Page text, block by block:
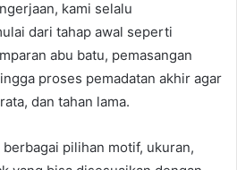
kami selalu
dari tahap awal seperti
abu batu, pemasangan
proses pemadatan akhir agar
dan tahan lama.
pilihan motif, ukuran,